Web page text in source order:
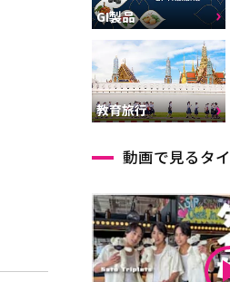
GI製品
教育旅行
動画で見るタイ